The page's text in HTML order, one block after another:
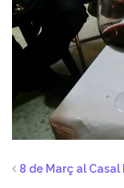
8 de Març al